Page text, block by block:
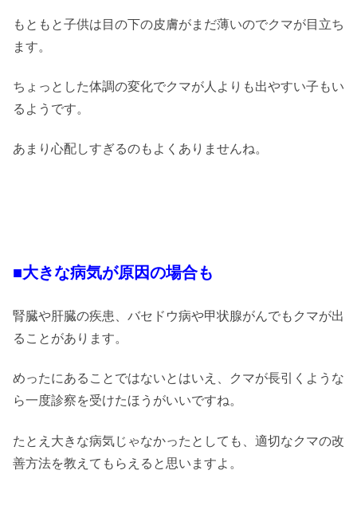
もともと子供は目の下の皮膚がまだ薄いのでクマが目立ち
ます。
ちょっとした体調の変化でクマが人よりも出やすい子もい
るようです。
あまり心配しすぎるのもよくありませんね。
■大きな病気が原因の場合も
腎臓や肝臓の疾患、バセドウ病や甲状腺がんでもクマが出
ることがあります。
めったにあることではないとはいえ、クマが長引くような
ら一度診察を受けたほうがいいですね。
たとえ大きな病気じゃなかったとしても、適切なクマの改
善方法を教えてもらえると思いますよ。